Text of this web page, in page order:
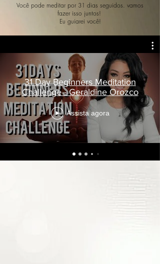
Você pode meditar por 31 dias seguidos. vamos
fazer isso juntos!
Eu guiarei você!
31 Day Beginners Meditation
Challenge - Geraldine Orozco
Assista agora